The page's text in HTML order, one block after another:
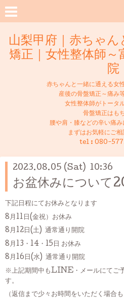
山梨甲府｜赤ちゃ
矯正｜女性整体師～
院
赤ちゃんと一緒に通える女
産後の骨盤矯正～痛み
女性整体師がトータ
骨盤矯正はも
腰や肩・膝などの辛い痛み
まずはお気軽にご相
tel : 080-
2023.08.05 (Sat) 10:36
お盆休みについて
下記日程にてお休みとなります
8月11日(金祝）お休み
8月12日(土) 通常通り開院
8月13・14・15日 お休み
8月16日(水) 通常通り開院
※上記期間中もLINE・メールにてご
す。
（返信まで少々お時間をいただく場合も